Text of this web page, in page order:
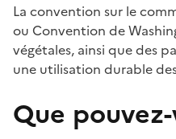
La convention sur le
ou Convention de
végétales, ainsi que des
une utilisation durable
Que